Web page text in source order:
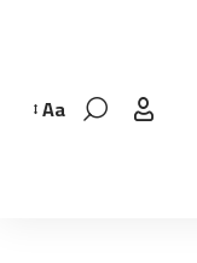
Font
Aa